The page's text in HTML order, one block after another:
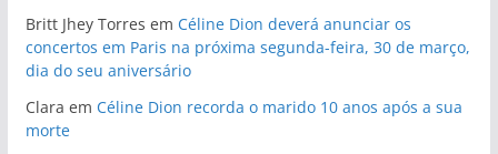
Britt Jhey Torres em Céline Dion deverá anunciar os
concertos em Paris na próxima segunda-feira, 30 de março,
dia do seu aniversário
Clara em Céline Dion recorda o marido 10 anos após a sua
morte